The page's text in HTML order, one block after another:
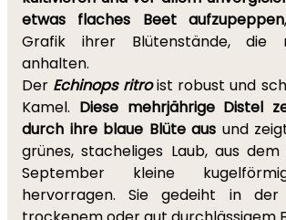
etwas flaches Beet aufzupeppen
Grafik ihrer Blütenstände, die
anhalten.
Der Echinops ritroist robust und
Kamel. Diese mehrjährige Distel
durch ihre blaue Blüte aus und
grünes, stacheliges Laub, aus
September kleine
hervorragen. Sie gedeiht in der